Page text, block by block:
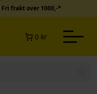
Fri frakt over 1000,-*
0 kr